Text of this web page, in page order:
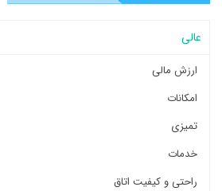
عالی
ارزش مالی
امکانات
تمیزی
خدمات
راحتی و کیفیت اتاق